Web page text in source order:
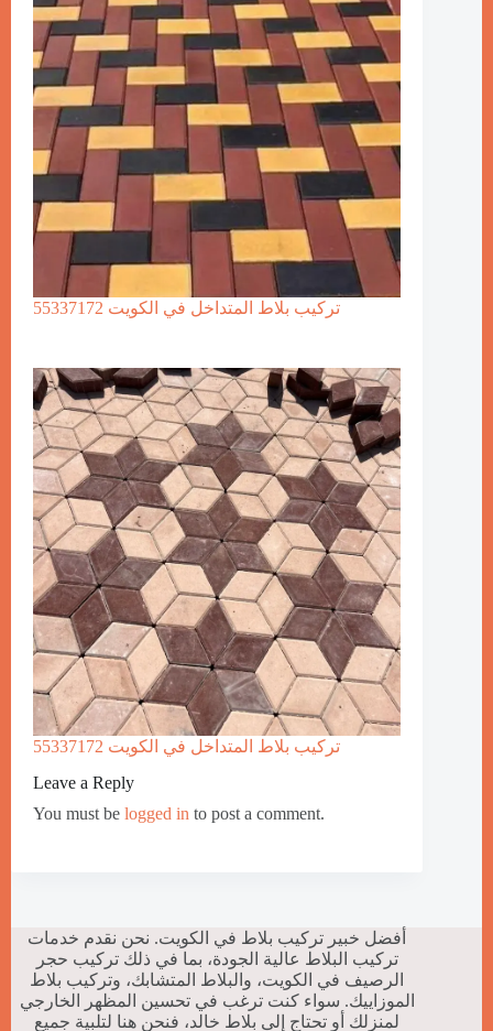
تركيب بلاط المتداخل في الكويت 55337172
تركيب بلاط المتداخل في الكويت 55337172
Leave a Reply
You must be logged in to post a comment.
أفضل خبير تركيب بلاط في الكويت. نحن نقدم خدمات
تركيب البلاط عالية الجودة، بما في ذلك تركيب حجر
الرصيف في الكويت، والبلاط المتشابك، وتركيب بلاط
الموزاييك. سواء كنت ترغب في تحسين المظهر الخارجي
لمنزلك أو تحتاج إلى بلاط خالد، فنحن هنا لتلبية جميع